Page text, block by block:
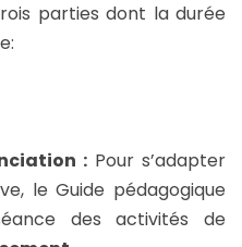
parties dont la durée
: Pour s’adapter
le Guide pédagogique
des activités de